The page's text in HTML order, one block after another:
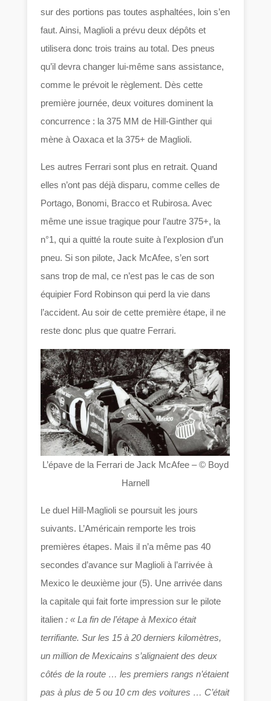
sur des portions pas toutes asphaltées, loin s’en
faut. Ainsi, Maglioli a prévu deux dépôts et
utilisera donc trois trains au total. Des pneus
qu’il devra changer lui-même sans assistance,
comme le prévoit le règlement. Dès cette
première journée, deux voitures dominent la
concurrence : la 375 MM de Hill-Ginther qui
mène à Oaxaca et la 375+ de Maglioli.
Les autres Ferrari sont plus en retrait. Quand
elles n’ont pas déjà disparu, comme celles de
Portago, Bonomi, Bracco et Rubirosa. Avec
même une issue tragique pour l’autre 375+, la
n°1, qui a quitté la route suite à l’explosion d’un
pneu. Si son pilote, Jack McAfee, s’en sort
sans trop de mal, ce n’est pas le cas de son
équipier Ford Robinson qui perd la vie dans
l’accident. Au soir de cette première étape, il ne
reste donc plus que quatre Ferrari.
L’épave de la Ferrari de Jack McAfee – © Boyd
Harnell
Le duel Hill-Maglioli se poursuit les jours
suivants. L’Américain remporte les trois
premières étapes. Mais il n’a même pas 40
secondes d’avance sur Maglioli à l’arrivée à
Mexico le deuxième jour (5). Une arrivée dans
la capitale qui fait forte impression sur le pilote
italien: « La fin de l’étape à Mexico était
terrifiante. Sur les 15 à 20 derniers kilomètres,
un million de Mexicains s’alignaient des deux
côtés de la route … les premiers rangs n’étaient
pas à plus de 5 ou 10 cm des voitures … C’était